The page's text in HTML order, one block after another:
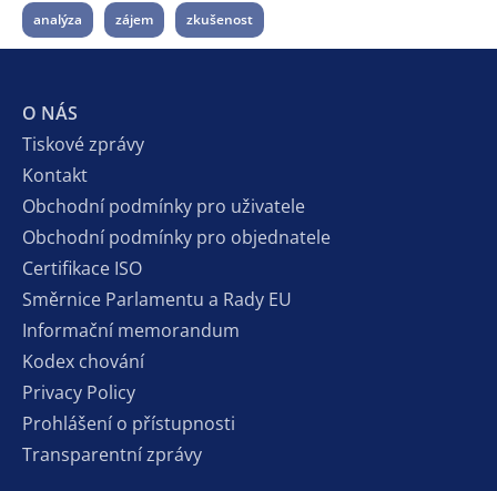
analýza zájem zkušenost
O NÁS
Tiskové zprávy
Kontakt
Obchodní podmínky pro uživatele
Obchodní podmínky pro objednatele
Certifikace ISO
Směrnice Parlamentu a Rady EU
Informační memorandum
Kodex chování
Privacy Policy
Prohlášení o přístupnosti
Transparentní zprávy